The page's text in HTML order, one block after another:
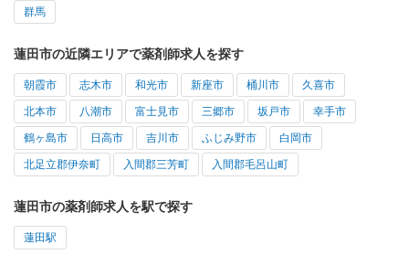
群馬
蓮田市の近隣エリアで薬剤師求人を探す
朝霞市 志木市 和光市 新座市 桶川市 久喜市
北本市 八潮市 富士見市 三郷市 坂戸市 幸手市
鶴ヶ島市 日高市 吉川市 ふじみ野市 白岡市
北足立郡伊奈町 入間郡三芳町 入間郡毛呂山町
蓮田市の薬剤師求人を駅で探す
蓮田駅